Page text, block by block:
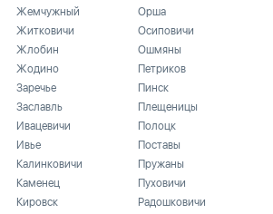
Жемчужный
Житковичи
Жлобин
Жодино
Заречье
Заславль
Ивацевичи
Ивье
Калинковичи
Каменец
Кировск
Орша
Осиповичи
Ошмяны
Петриков
Пинск
Плещеницы
Полоцк
Поставы
Пружаны
Пуховичи
Радошковичи